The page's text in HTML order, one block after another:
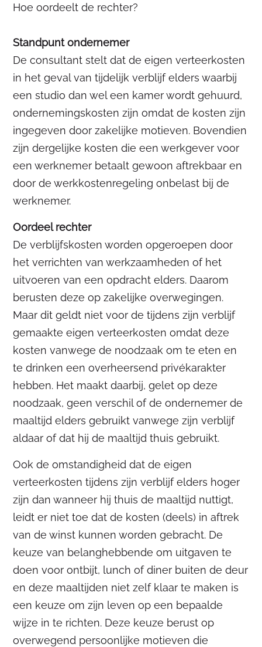
Hoe oordeelt de rechter?
Standpunt ondernemer
De consultant stelt dat de eigen verteerkosten
in het geval van tijdelijk verblijf elders waarbij
een studio dan wel een kamer wordt gehuurd,
ondernemingskosten zijn omdat de kosten zijn
ingegeven door zakelijke motieven. Bovendien
zijn dergelijke kosten die een werkgever voor
een werknemer betaalt gewoon aftrekbaar en
door de werkkostenregeling onbelast bij de
werknemer.
Oordeel rechter
De verblijfskosten worden opgeroepen door
het verrichten van werkzaamheden of het
uitvoeren van een opdracht elders. Daarom
berusten deze op zakelijke overwegingen.
Maar dit geldt niet voor de tijdens zijn verblijf
gemaakte eigen verteerkosten omdat deze
kosten vanwege de noodzaak om te eten en
te drinken een overheersend privékarakter
hebben. Het maakt daarbij, gelet op deze
noodzaak, geen verschil of de ondernemer de
maaltijd elders gebruikt vanwege zijn verblijf
aldaar of dat hij de maaltijd thuis gebruikt.
Ook de omstandigheid dat de eigen
verteerkosten tijdens zijn verblijf elders hoger
zijn dan wanneer hij thuis de maaltijd nuttigt,
leidt er niet toe dat de kosten (deels) in aftrek
van de winst kunnen worden gebracht. De
keuze van belanghebbende om uitgaven te
doen voor ontbijt, lunch of diner buiten de deur
en deze maaltijden niet zelf klaar te maken is
een keuze om zijn leven op een bepaalde
wijze in te richten. Deze keuze berust op
overwegend persoonlijke motieven die